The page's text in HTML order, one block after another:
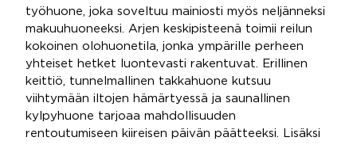
työhuone, joka soveltuu mainiosti myös neljänneksi
makuuhuoneeksi. Arjen keskipisteenä toimii reilun
kokoinen olohuonetila, jonka ympärille perheen
yhteiset hetket luontevasti rakentuvat. Erillinen
keittiö, tunnelmallinen takkahuone kutsuu
viihtymään iltojen hämärtyessä ja saunallinen
kylpyhuone tarjoaa mahdollisuuden
rentoutumiseen kiireisen päivän päätteeksi. Lisäksi